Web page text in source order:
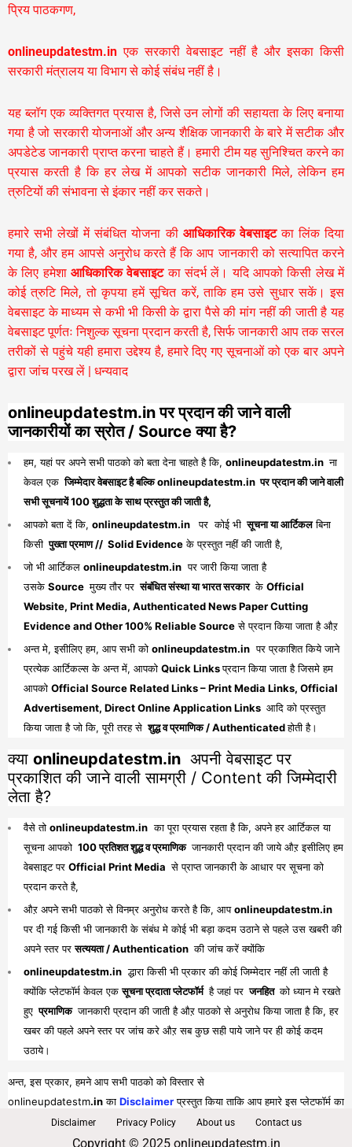
प्रिय पाठकगण,
onlineupdatestm.in एक सरकारी वेबसाइट नहीं है और इसका किसी
सरकारी मंत्रालय या विभाग से कोई संबंध नहीं है।
यह ब्लॉग एक व्यक्तिगत प्रयास है, जिसे उन लोगों की सहायता के लिए बनाया
गया है जो सरकारी योजनाओं और अन्य शैक्षिक जानकारी के बारे में सटीक और
अपडेटेड जानकारी प्राप्त करना चाहते हैं। हमारी टीम यह सुनिश्चित करने का
प्रयास करती है कि हर लेख में आपको सटीक जानकारी मिले, लेकिन हम
त्रुटियों की संभावना से इंकार नहीं कर सकते।
हमारे सभी लेखों में संबंधित योजना की आधिकारिक वेबसाइटका लिंक दिया
गया है, और हम आपसे अनुरोध करते हैं कि आप जानकारी को सत्यापित करने
के लिए हमेशा आधिकारिक वेबसाइटका संदर्भ लें। यदि आपको किसी लेख में
कोई त्रुटि मिले, तो कृपया हमें सूचित करें, ताकि हम उसे सुधार सकें। इस
वेबसाइट के माध्यम से कभी भी किसी के द्वारा पैसे की मांग नहीं की जाती है यह
वेबसाइट पूर्णतः निशुल्क सूचना प्रदान करती है,सिर्फ जानकारी आप तक सरल
तरीकों से पहुंचे यही हमारा उद्देश्य है, हमारे दिए गए सूचनाओं को एक बार अपने
द्वारा जांच परख लें | धन्यवाद
onlineupdatestm.in पर प्रदान की जाने वाली
जानकारीयों का स्रोत / Source क्या है?
हम, यहां पर अपने सभी पाठको को बता देना चाहते है कि, onlineupdatestm.in ना
केवल एक जिम्मेदार वेबसाइट है बल्कि onlineupdatestm.in पर प्रदान की जाने वाली
सभी सूचनायें 100 शुद्धता के साथ प्रस्तुत की जाती है,
आपको बता दें कि, onlineupdatestm.in पर कोई भी सूचना या आर्टिकलबिना
किसी पुख्ता प्रमाण // Solid Evidenceके प्रस्तुत नहीं की जाती है,
जो भी आर्टिकल onlineupdatestm.in पर जारी किया जाता है
उसके Source मुख्य तौर पर संबंधित संस्था या भारत सरकार के Official
Website, Print Media, Authenticated News Paper Cutting
Evidence and Other 100% Reliable Sourceसे प्रदान किया जाता है औऱ
अन्त मे, इसीलिए हम, आप सभी को onlineupdatestm.in पर प्रकाशित किये जाने
प्रत्येक आर्टिकल्स के अन्त में, आपको Quick Linksप्रदान किया जाता है जिसमे हम
आपको Official Source Related Links – Print Media Links, Official
Advertisement, Direct Online Application Links आदि को प्रस्तुत
किया जाता है जो कि, पूरी तरह से शुद्ध व प्रमाणिक / Authenticatedहोती है।
क्या onlineupdatestm.in अपनी वेबसाइट पर
प्रकाशित की जाने वाली सामग्री / Content की जिम्मेदारी
लेता है?
वैसे तो onlineupdatestm.in का पूरा प्रयास रहता है कि, अपने हर आर्टिकल या
सूचना आपको 100 प्रतिशत शुद्ध व प्रमाणिक जानकारी प्रदान की जाये औऱ इसीलिए हम
वेबसाइट पर Official Print Media से प्राप्त जानकारी के आधार पर सूचना को
प्रदान करते है,
औऱ अपने सभी पाठको से विनम्र अनुरोध करते है कि, आपonlineupdatestm.in
पर दी गई किसी भी जानकारी के संबंध मे कोई भी बड़ा कदम उठाने से पहले उस खबरी की
अपने स्तर परसत्ययता / Authentication की जांच करें क्योंकि
onlineupdatestm.in द्धारा किसी भी प्रकार की कोई जिम्मेदार नहीं ली जाती है
क्योंकि प्लेटफॉर्म केवल एकसूचना प्रदाता प्लेटफॉर्म है जहां पर जनहित को ध्यान मे रखते
हुए प्रमाणिक जानकारी प्रदान की जाती है औऱ पाठको से अनुरोध किया जाता है कि, हर
खबर की पहले अपने स्तर पर जांच करे औऱ सब कुछ सही पाये जाने पर ही कोई कदम
उठाये।
अन्त, इस प्रकार, हमने आप सभी पाठको को विस्तार से
onlineupdatestm.inका Disclaimerप्रस्तुत किया ताकि आप हमारे इस प्लेटफॉर्म का
पूरा व भरपूर लाभ प्राप्त कर सकें।
Disclaimer Privacy Policy About us Contact us
Copyright © 2025 onlineupdatestm.in